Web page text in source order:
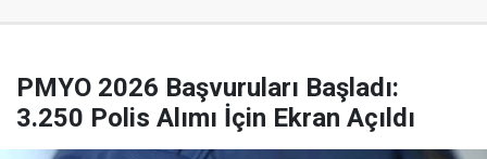
PMYO 2026 Başvuruları Başladı:
3.250 Polis Alımı İçin Ekran Açıldı